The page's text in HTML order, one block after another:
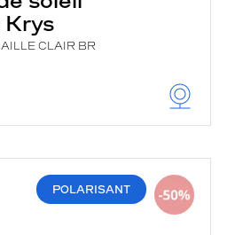
Krys
CLAIR BR
POLARISANT